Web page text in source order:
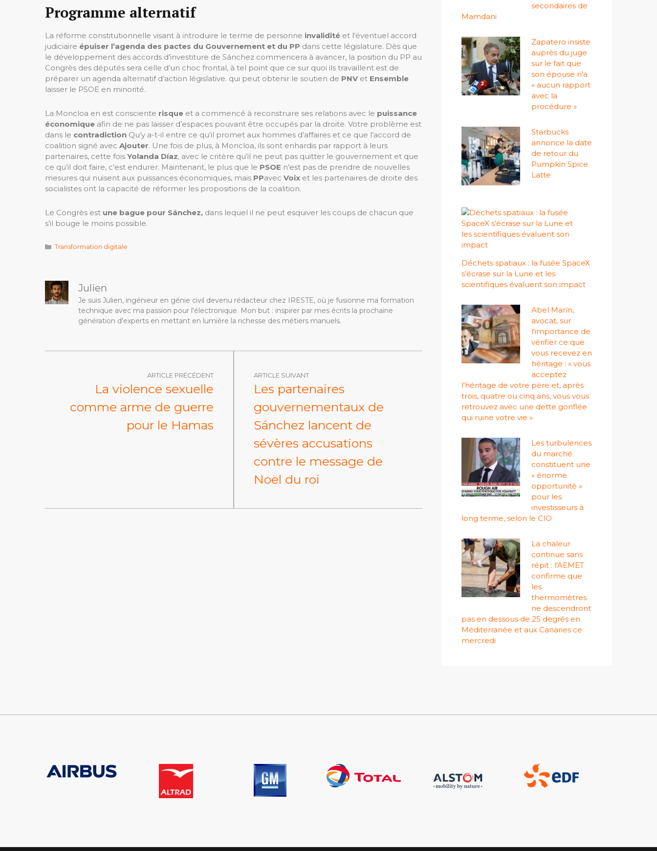
Programme alternatif
La réforme constitutionnelle visant à introduire le terme de personne invalidité et l’éventuel accord
judiciaire épuiser l’agenda des pactes du Gouvernement et du PP dans cette législature. Dès que
le développement des accords d’investiture de Sánchez commencera à avancer, la position du PP au
Congrès des députés sera celle d’un choc frontal, à tel point que ce sur quoi ils travaillent est de
préparer un agenda alternatif d’action législative. qui peut obtenir le soutien de PNV et Ensemble
laisser le PSOE en minorité.
La Moncloa en est consciente risque et a commencé à reconstruire ses relations avec le puissance
économique afin de ne pas laisser d’espaces pouvant être occupés par la droite. Votre problème est
dans le contradiction Qu’y a-t-il entre ce qu’il promet aux hommes d’affaires et ce que l’accord de
coalition signé avec Ajouter. Une fois de plus, à Moncloa, ils sont enhardis par rapport à leurs
partenaires, cette fois Yolanda Díaz, avec le critère qu’il ne peut pas quitter le gouvernement et que
ce qu’il doit faire, c’est endurer. Maintenant, le plus que le PSOE n’est pas de prendre de nouvelles
mesures qui nuisent aux puissances économiques, mais PPavec Voix et les partenaires de droite des
socialistes ont la capacité de réformer les propositions de la coalition.
Le Congrès est une bague pour Sánchez, dans lequel il ne peut esquiver les coups de chacun que
s’il bouge le moins possible.
Catégories
Transformation digitale
Julien
Je suis Julien, ingénieur en génie civil devenu rédacteur chez IRESTE, où je fusionne ma formation
technique avec ma passion pour l'électronique. Mon but : inspirer par mes écrits la prochaine
génération d'experts en mettant en lumière la richesse des métiers manuels.
ARTICLE PRÉCÉDENT
La violence sexuelle
comme arme de guerre
pour le Hamas
ARTICLE SUIVANT
Les partenaires
gouvernementaux de
Sánchez lancent de
sévères accusations
contre le message de
Noël du roi
secondaires de
Mamdani
Zapatero insiste
auprès du juge
sur le fait que
son épouse n'a
« aucun rapport
avec la
procédure »
Starbucks
annonce la date
de retour du
Pumpkin Spice
Latte
Déchets spatiaux : la fusée SpaceX
s’écrase sur la Lune et les
scientifiques évaluent son impact
Abel Marín,
avocat, sur
l'importance de
vérifier ce que
vous recevez en
héritage : « vous
acceptez
l'héritage de votre père et, après
trois, quatre ou cinq ans, vous vous
retrouvez avec une dette gonflée
qui ruine votre vie »
Les turbulences
du marché
constituent une
« énorme
opportunité »
pour les
investisseurs à
long terme, selon le CIO
La chaleur
continue sans
répit : l'AEMET
confirme que
les
thermomètres
ne descendront
pas en dessous de 25 degrés en
Méditerranée et aux Canaries ce
mercredi